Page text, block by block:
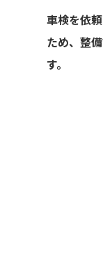
車検を依
ため、整
す。